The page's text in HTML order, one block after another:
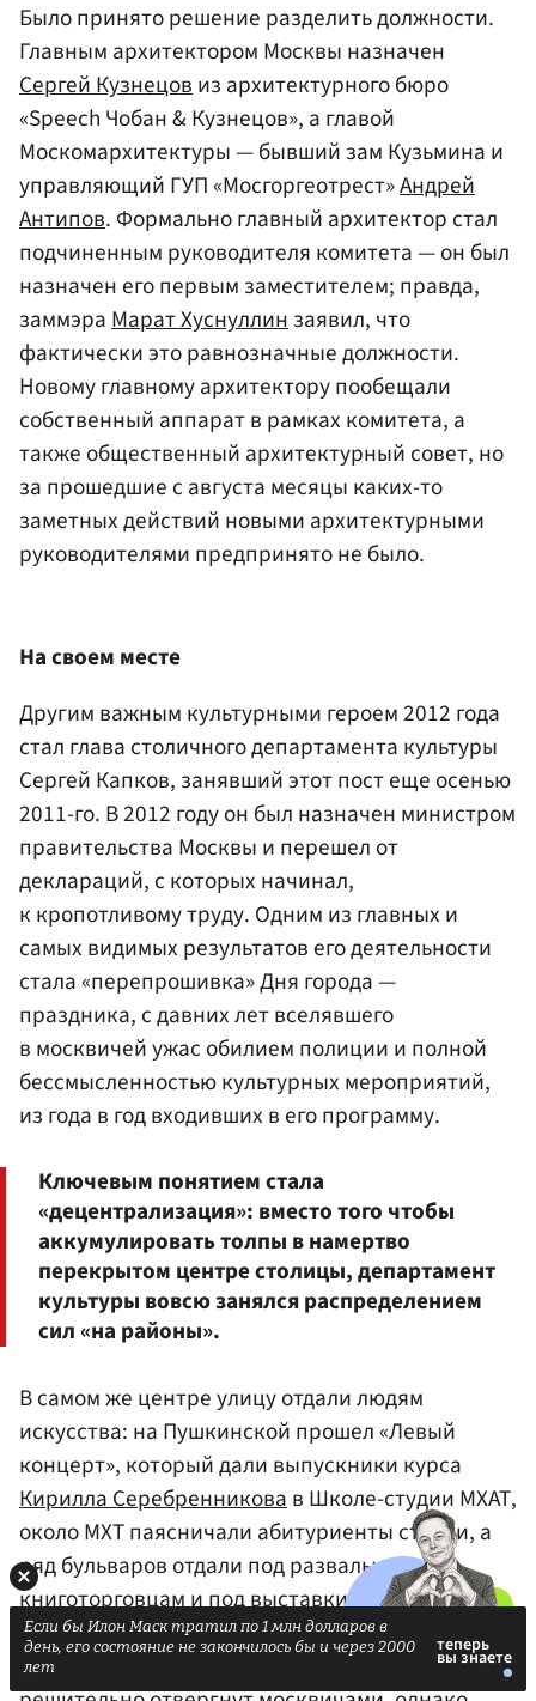
Было принято решение разделить должности.
Главным архитектором Москвы назначен
Сергей Кузнецовиз архитектурного бюро
«Speech Чобан & Кузнецов», а главой
Москомархитектуры — бывший зам Кузьмина и
управляющий ГУП «Мосгоргеотрест»Андрей
Антипов. Формально главный архитектор стал
подчиненным руководителя комитета — он был
назначен его первым заместителем; правда,
заммэраМарат Хуснуллинзаявил, что
фактически это равнозначные должности.
Новому главному архитектору пообещали
собственный аппарат в рамках комитета, а
также общественный архитектурный совет, но
за прошедшие с августа месяцы каких-то
заметных действий новыми архитектурными
руководителями предпринято не было.
На своем месте
Другим важным культурными героем 2012 года
стал глава столичного департамента культуры
Сергей Капков, занявший этот пост еще осенью
2011-го. В 2012 году он был назначен министром
правительства Москвы и перешел от
деклараций, с которых начинал,
к кропотливому труду. Одним из главных и
самых видимых результатов его деятельности
стала «перепрошивка» Дня города —
праздника, с давних лет вселявшего
в москвичей ужас обилием полиции и полной
бессмысленностью культурных мероприятий,
из года в год входивших в его программу.
Ключевым понятием стала
«децентрализация»: вместо того чтобы
аккумулировать толпы в намертво
перекрытом центре столицы, департамент
культуры вовсю занялся распределением
сил «на районы».
В самом же центре улицу отдали людям
искусства: на Пушкинской прошел «Левый
концерт», который дали выпускники курса
Кирилла Серебренникова в Школе-студии МХАТ,
около МХТ паясничали абитуриенты студии, а
ряд бульваров отдали под развалы
книготорговцам и под выставки художникам.
Нельзя сказать, что новый День города вызвал
огромный резонанс, был горячо принят или
Если бы Илон Маск тратил по 1 млн долларов в
день, его состояние не закончилось бы и через 2000
лет